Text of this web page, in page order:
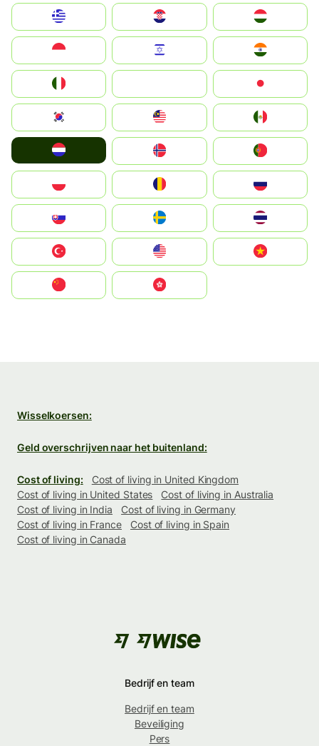
Magyarország
South Korea
United States
中國香港特別行政區
Wisselkoersen:
Geld overschrijven naar het buitenland:
Cost of living:
Cost of living in United Kingdom
Cost of living in United States
Cost of living in Australia
Cost of living in India
Cost of living in Germany
Cost of living in France
Cost of living in Spain
Cost of living in Canada
Bedrijf en team
Bedrijf en team
Beveiliging
Pers